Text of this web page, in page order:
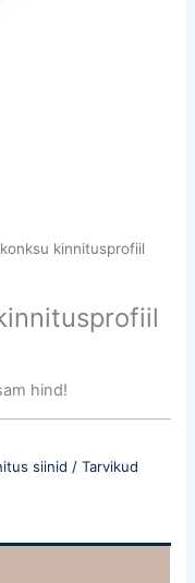
kinnitusprofiil
hind!
siinid / Tarvikud